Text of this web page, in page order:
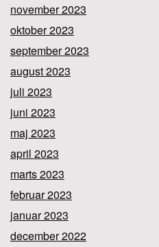
november 2023
oktober 2023
september 2023
august 2023
juli 2023
juni 2023
maj 2023
april 2023
marts 2023
februar 2023
januar 2023
december 2022